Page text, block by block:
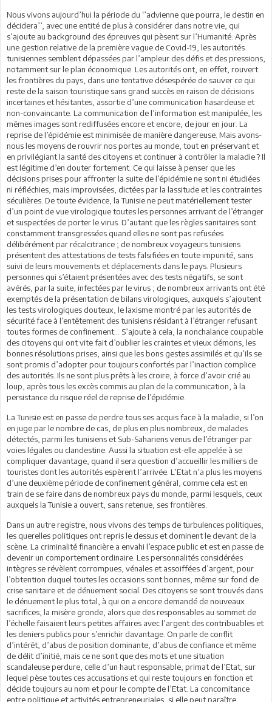
Nous vivons aujourd’hui la période du ‘’advienne que pourra, le destin en
décidera’’, avec une entité de plus à considérer dans notre vie, qui
s’ajoute au background des épreuves qui pèsent sur l’Humanité. Après
une gestion relative de la première vague de Covid-19, les autorités
tunisiennes semblent dépassées par l’ampleur des défis et des pressions,
notamment sur le plan économique. Les autorités ont, en effet, rouvert
les frontières du pays, dans une tentative désespérée de sauver ce qui
reste de la saison touristique sans grand succès en raison de décisions
incertaines et hésitantes, assortie d’une communication hasardeuse et
non-convaincante. La communication de l’information est manipulée, les
mêmes images sont rediffusées encore et encore, de jour en jour. La
reprise de l’épidémie est minimisée de manière dangereuse. Mais avons-
nous les moyens de rouvrir nos portes au monde, tout en préservant et
en privilégiant la santé des citoyens et continuer à contrôler la maladie ? Il
est légitime d’en douter fortement. Ce qui laisse à penser que les
décisions prises pour affronter la suite de l’épidémie ne sont ni étudiées
ni réfléchies, mais improvisées, dictées par la lassitude et les contraintes
séculières. De toute évidence, la Tunisie ne peut matériellement tester
d’un point de vue virologique toutes les personnes arrivant de l’étranger
et suspectées de porter le virus. D’autant que les règles sanitaires sont
constamment transgressées quand elles ne sont pas refusées
délibérément par récalcitrance ; de nombreux voyageurs tunisiens
présentent des attestations de tests falsifiées en toute impunité, sans
suivi de leurs mouvements et déplacements dans le pays. Plusieurs
personnes qui s’étaient présentées avec des tests négatifs, se sont
avérés, par la suite, infectées par le virus ; de nombreux arrivants ont été
exemptés de la présentation de bilans virologiques, auxquels s’ajoutent
les tests virologiques douteux, le laxisme montré par les autorités de
sécurité face à l’entêtement des tunisiens résidant à l’étranger refusant
toutes formes de confinement… S’ajoute à cela, la nonchalance coupable
des citoyens qui ont vite fait d’oublier les craintes et vieux démons, les
bonnes résolutions prises, ainsi que les bons gestes assimilés et qu’ils se
sont promis d’adopter pour toujours confortés par l’inaction complice
des autorités. Ils ne sont plus prêts à les croire, à force d’avoir crié au
loup, après tous les excès commis au plan de la communication, à la
persistance du risque réel de reprise de l’épidémie.
La Tunisie est en passe de perdre tous ses acquis face à la maladie, si l’on
en juge par le nombre de cas, de plus en plus nombreux, de malades
détectés, parmi les tunisiens et Sub-Sahariens venus de l’étranger par
voies légales ou clandestine. Aussi la situation est-elle appelée à se
compliquer davantage, quand il sera question d’accueillir les milliers de
touristes dont les autorités espèrent l’arrivée. L’Etat n’a plus les moyens
d’une deuxième période de confinement général, comme cela est en
train de se faire dans de nombreux pays du monde, parmi lesquels, ceux
auxquels la Tunisie a ouvert, sans retenue, ses frontières.
Dans un autre registre, nous vivons des temps de turbulences politiques,
les querelles politiques ont repris le dessus et dominent le devant de la
scène. La criminalité financière a envahi l’espace public et est en passe de
devenir un comportement ordinaire. Les personnalités considérées
intègres se révèlent corrompues, vénales et assoiffées d’argent, pour
l’obtention duquel toutes les occasions sont bonnes, même sur fond de
crise sanitaire et de dénuement social. Des citoyens se sont trouvés dans
le dénuement le plus total, à qui on a encore demandé de nouveaux
sacrifices, la misère gronde, alors que des responsables au sommet de
l’échelle faisaient leurs petites affaires avec l’argent des contribuables et
les deniers publics pour s’enrichir davantage. On parle de conflit
d’intérêt, d’abus de position dominante, d’abus de confiance et même
de délit d’initié, mais ce ne sont que des mots et une situation
scandaleuse perdure, celle d’un haut responsable, primat de l’Etat, sur
lequel pèse toutes ces accusations et qui reste toujours en fonction et
décide toujours au nom et pour le compte de l’Etat. La concomitance
entre politique et activités entrepreneuriales, si elle peut paraître